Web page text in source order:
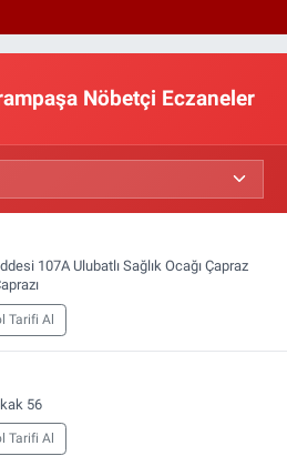
Nöbetçi Eczaneler
107A Ulubatlı Sağlık Ocağı Çapraz
Tarifi Al
56
Tarifi Al